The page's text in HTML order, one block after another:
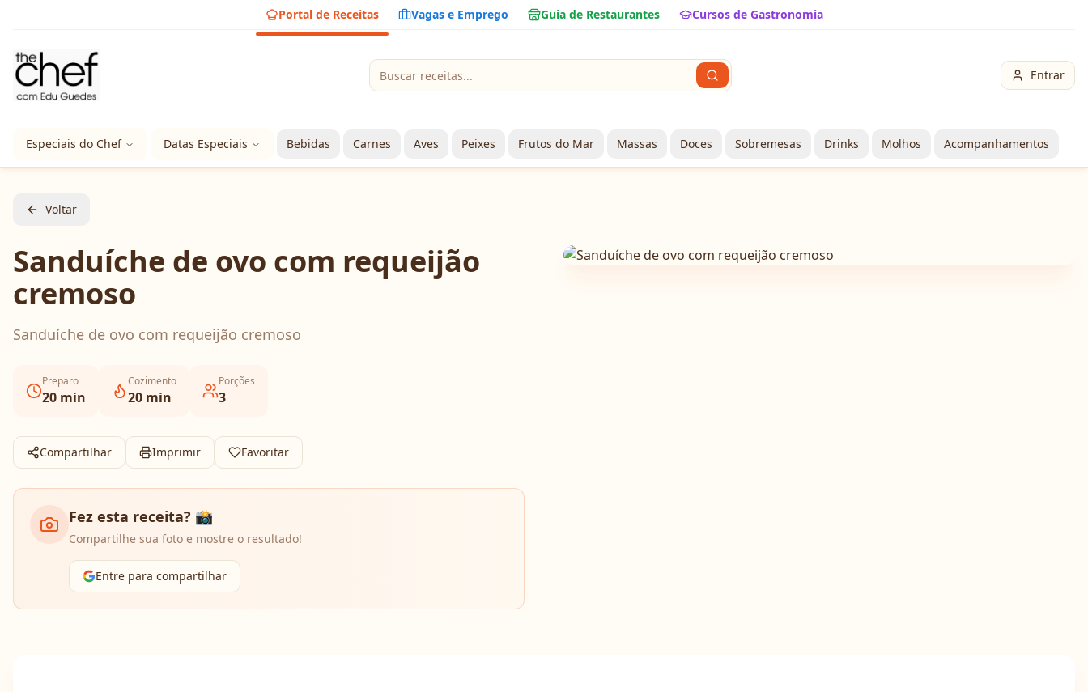
Portal de Receitas Vagas e Emprego Guia de Restaurantes Cursos de Gastronomia
Entrar
Especiais do Chef Datas Especiais Bebidas Carnes Aves Peixes Frutos do Mar Massas Doces Sobremesas Drinks Molhos Acompanhamentos
Voltar
Sanduíche de ovo com requeijão
cremoso
Sanduíche de ovo com requeijão cremoso
Preparo
20 min
Cozimento
20 min
Porções
3
Compartilhar Imprimir Favoritar
Fez esta receita? 📸
Compartilhe sua foto e mostre o resultado!
Entre para compartilhar